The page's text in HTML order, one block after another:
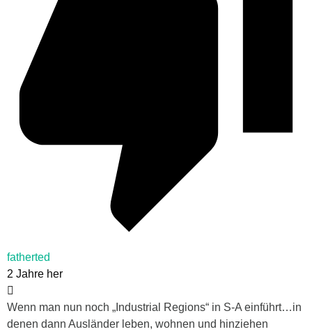
fatherted
2 Jahre her
Wenn man nun noch „Industrial Regions“ in S-A einführt…in
denen dann Ausländer leben, wohnen und hinziehen